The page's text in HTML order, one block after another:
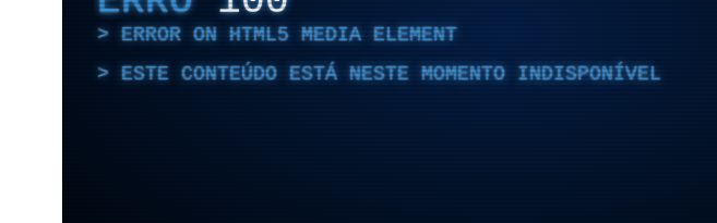
ERROR ON HTML5 MEDIA ELEMENT
ESTE CONTEÚDO ESTÁ NESTE MOMENTO INDISPONÍVEL